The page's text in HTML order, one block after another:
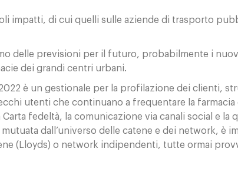
impatti, di cui quelli sulle aziende di trasporto
delle previsioni per il futuro, probabilmente i
dei grandi centri urbani.
è un gestionale per la profilazione dei clienti,
utenti che continuano a frequentare la
fedeltà, la comunicazione via canali social e
dall’universo delle catene e dei network, è
(Lloyds) o network indipendenti, tutte ormai